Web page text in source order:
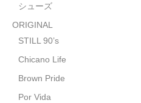
C D / D V D
全商品（CD/DVD）
DJ SANTANA
シューズ
ORIGINAL
STILL 90’s
Chicano Life
Brown Pride
Por Vida